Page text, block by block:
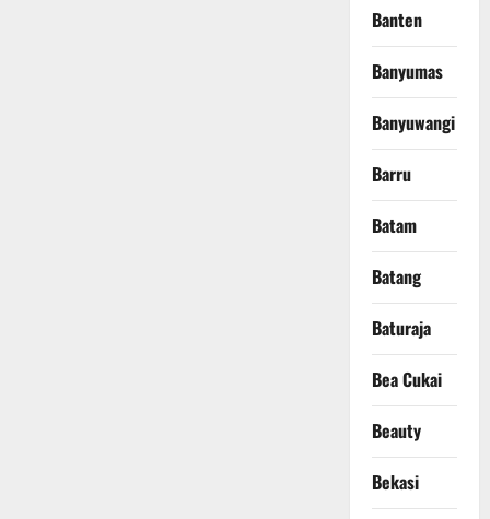
Banten
Banyumas
Banyuwangi
Barru
Batam
Batang
Baturaja
Bea Cukai
Beauty
Bekasi